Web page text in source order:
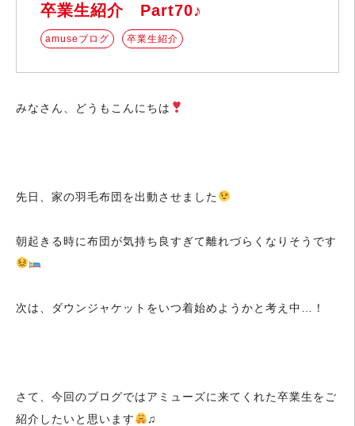
卒業生紹介 Part70♪
amuseブログ 卒業生紹介
みなさん、どうもこんにちは
先日、家の羽毛布団を出動させました
朝起きる時に布団が気持ち良すぎて離れづらくなりそうです
次は、ダウンジャケットをいつ着始めようかと考え中…！
さて、今回のブログではアミューズに来てくれた卒業生をご
紹介したいと思います
♫